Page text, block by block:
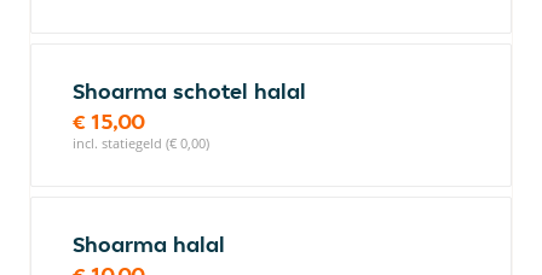
Shoarma schotel halal
€ 15,00
incl. statiegeld (€ 0,00)
Shoarma halal